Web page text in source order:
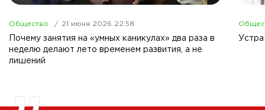
Общество 21 июня 2026 22:58
Почему занятия на «умных каникулах» два раза в
неделю делают лето временем развития, а не
лишений